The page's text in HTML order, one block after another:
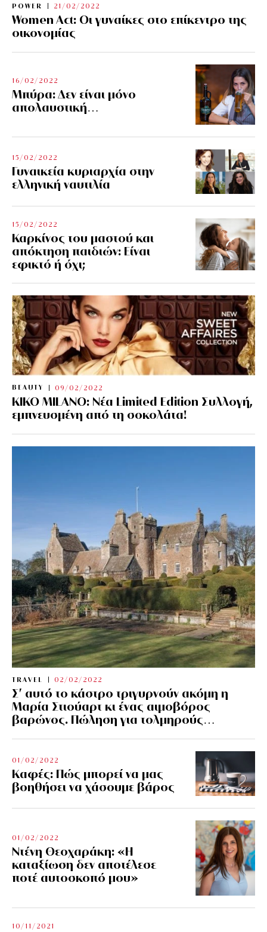
POWER 21/02/2022
Women Act: Οι γυναίκες στο επίκεντρο της
οικονομίας
16/02/2022
Μπύρα: Δεν είναι μόνο
απολαυστική…
15/02/2022
Γυναικεία κυριαρχία στην
ελληνική ναυτιλία
15/02/2022
Καρκίνος του μαστού και
απόκτηση παιδιών: Είναι
εφικτό ή όχι;
BEAUTY 09/02/2022
KIKO MILANO: Νέα Limited Edition Συλλογή,
εμπνευσμένη από τη σοκολάτα!
TRAVEL 02/02/2022
Σ’ αυτό το κάστρο τριγυρνούν ακόμη η
Μαρία Στιούαρτ κι ένας αιμοβόρος
βαρώνος. Πώληση για τολμηρούς…
01/02/2022
Kαφές: Πώς μπορεί να μας
βοηθήσει να χάσουμε βάρος
01/02/2022
Ντένη Θεοχαράκη: «Η
καταξίωση δεν αποτέλεσε
ποτέ αυτοσκοπό μου»
10/11/2021